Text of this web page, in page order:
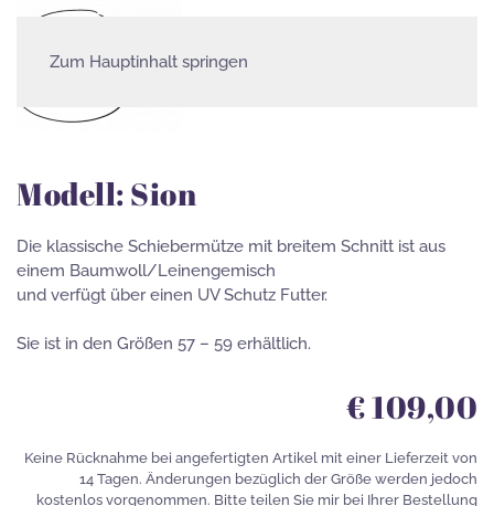
Zum Hauptinhalt springen
Modell: Sion
Die klassische Schiebermütze mit breitem Schnitt ist aus
einem Baumwoll/Leinengemisch
und verfügt über einen UV Schutz Futter.
Sie ist in den Größen 57 – 59 erhältlich.
€ 109,00
Keine Rücknahme bei angefertigten Artikel mit einer Lieferzeit von
14 Tagen. Änderungen bezüglich der Größe werden jedoch
kostenlos vorgenommen. Bitte teilen Sie mir bei Ihrer Bestellung